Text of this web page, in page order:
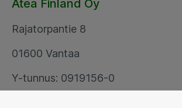
Atea Finland Oy
Rajatorpantie 8
01600 Vantaa
Y-tunnus: 0919156-0